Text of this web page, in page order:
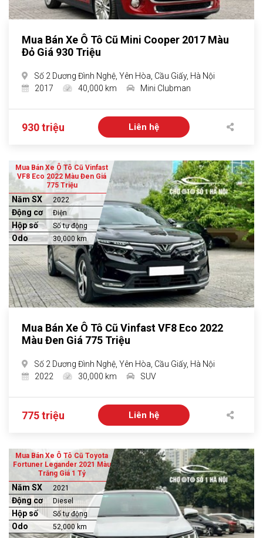
Mua Bán Xe Ô Tô Cũ Mini Cooper 2017 Màu
Đỏ Giá 930 Triệu
Số 2 Dương Đình Nghệ, Yên Hòa, Cầu Giấy, Hà Nội
2017
40,000 km Mini Clubman
930 triệu Liên hệ
Mua Bán Xe Ô Tô Cũ Vinfast
VF8 Eco 2022 Màu Đen Giá
775 Triệu
Năm SX 2022
Động cơ Điện
Hộp số Số tự động
Odo 30,000 km
Mua Bán Xe Ô Tô Cũ Vinfast VF8 Eco 2022
Màu Đen Giá 775 Triệu
Số 2 Dương Đình Nghệ, Yên Hòa, Cầu Giấy, Hà Nội
2022
30,000 km SUV
775 triệu Liên hệ
Mua Bán Xe Ô Tô Cũ Toyota
Fortuner Legander 2021 Màu
Trắng Giá 1 Tỷ
Năm SX 2021
Động cơ Diesel
Hộp số Số tự động
Odo 52,000 km